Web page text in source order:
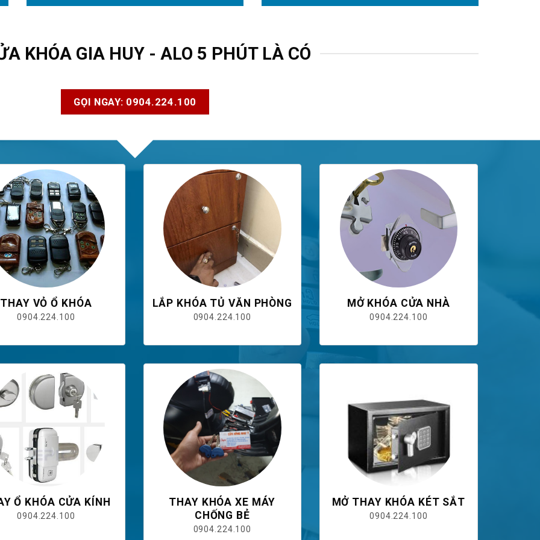
KHÓA GIA HUY - ALO 5 PHÚT LÀ CÓ
GỌI NGAY: 0904.224.100
THAY VỎ Ổ KHÓA
0904.224.100
LẮP KHÓA TỦ VĂN PHÒNG
0904.224.100
MỞ KHÓA CỬA NHÀ
0904.224.100
Ổ KHÓA CỬA KÍNH
0904.224.100
THAY KHÓA XE MÁY
CHỐNG BẺ
0904.224.100
MỞ THAY KHÓA KÉT SẮT
0904.224.100